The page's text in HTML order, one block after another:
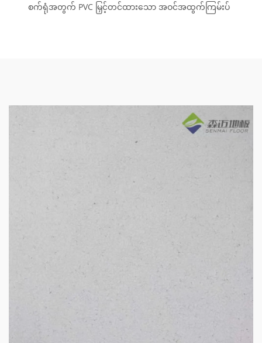
စက်ရုံအတွက် PVC မြှင့်တင်ထားသော အဝင်အထွက်ကြမ်းပ်